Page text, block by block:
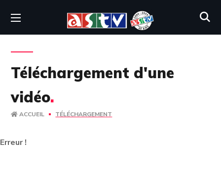
Téléchargement d'une
vidéo.
ACCUEIL TÉLÉCHARGEMENT
Erreur !